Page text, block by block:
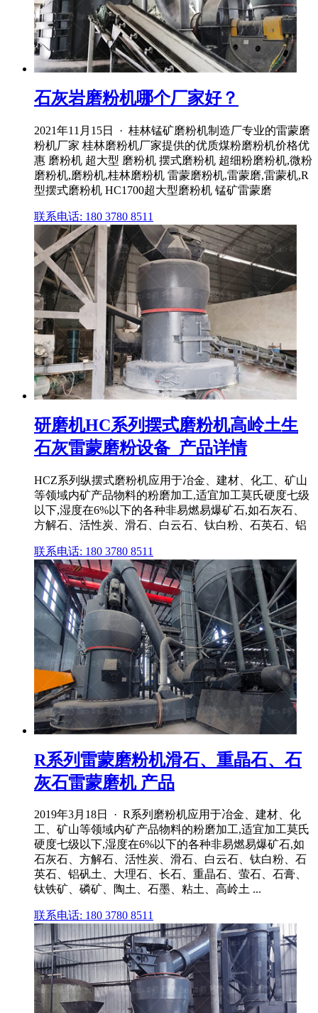
石灰岩磨粉机哪个厂家好？
2021年11月15日 · 桂林锰矿磨粉机制造厂专业的雷蒙磨
粉机厂家 桂林磨粉机厂家提供的优质煤粉磨粉机价格优
惠 磨粉机 超大型 磨粉机 摆式磨粉机 超细粉磨粉机,微粉
磨粉机,磨粉机,桂林磨粉机 雷蒙磨粉机,雷蒙磨,雷蒙机,R
型摆式磨粉机 HC1700超大型磨粉机 锰矿雷蒙磨
联系电话: 180 3780 8511
研磨机HC系列摆式磨粉机高岭土生
石灰雷蒙磨粉设备_产品详情
HCZ系列纵摆式磨粉机应用于冶金、建材、化工、矿山
等领域内矿产品物料的粉磨加工,适宜加工莫氏硬度七级
以下,湿度在6%以下的各种非易燃易爆矿石,如石灰石、
方解石、活性炭、滑石、白云石、钛白粉、石英石、铝
联系电话: 180 3780 8511
R系列雷蒙磨粉机滑石、重晶石、石
灰石雷蒙磨机 产品
2019年3月18日 · R系列磨粉机应用于冶金、建材、化
工、矿山等领域内矿产品物料的粉磨加工,适宜加工莫氏
硬度七级以下,湿度在6%以下的各种非易燃易爆矿石,如
石灰石、方解石、活性炭、滑石、白云石、钛白粉、石
英石、铝矾土、大理石、长石、重晶石、萤石、石膏、
钛铁矿、磷矿、陶土、石墨、粘土、高岭土 ...
联系电话: 180 3780 8511